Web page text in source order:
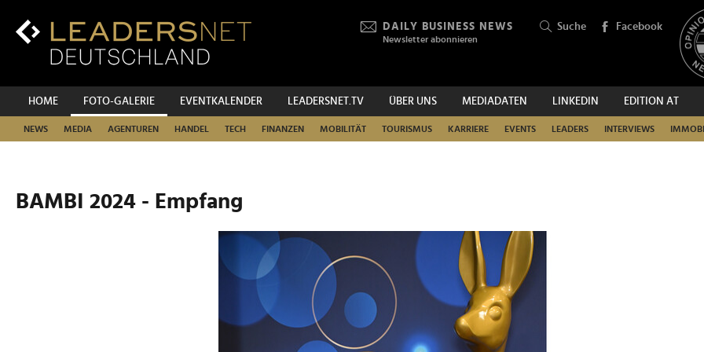
Inhalt
Hauptnavigation
DAILY BUSINESS NEWS
Newsletter abonnieren
Suche Facebook
HOME FOTO-GALERIE EVENTKALENDER LEADERSNET.TV ÜBER UNS MEDIADATEN LINKEDIN EDITION AT
NEWS MEDIA AGENTUREN HANDEL TECH FINANZEN MOBILITÄT TOURISMUS KARRIERE EVENTS LEADERS INTERVIEWS
SUCHEN
BAMBI 2024 - Empfang